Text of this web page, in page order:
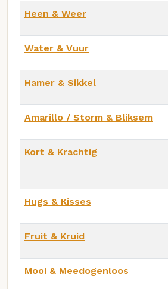
Heen & Weer
Water & Vuur
Hamer & Sikkel
Amarillo / Storm & Bliksem
Kort & Krachtig
Hugs & Kisses
Fruit & Kruid
Mooi & Meedogenloos